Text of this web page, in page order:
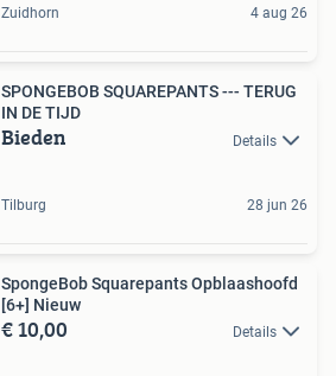
Zuidhorn 4 aug 26
SPONGEBOB SQUAREPANTS --- TERUG
IN DE TIJD
Bieden Details
Tilburg 28 jun 26
SpongeBob Squarepants Opblaashoofd
[6+] Nieuw
€ 10,00 Details